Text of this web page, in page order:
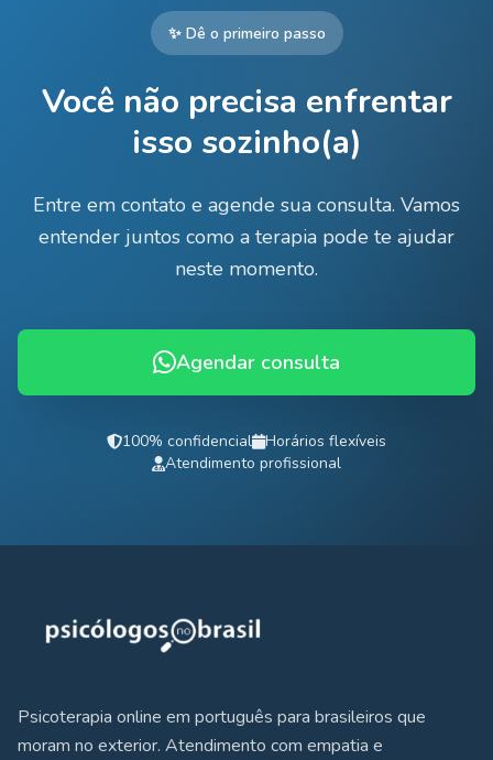
✨ Dê o primeiro passo
Você não precisa enfrentar
isso sozinho(a)
Entre em contato e agende sua consulta. Vamos
entender juntos como a terapia pode te ajudar
neste momento.
Agendar consulta
100% confidencial
Horários flexíveis
Atendimento profissional
Psicoterapia online em português para brasileiros que
moram no exterior. Atendimento com empatia e